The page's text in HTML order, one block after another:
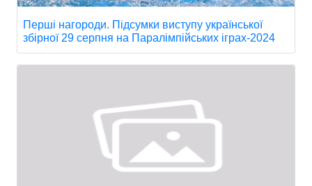
Перші нагороди. Підсумки виступу української
збірної 29 серпня на Паралімпійських іграх-2024